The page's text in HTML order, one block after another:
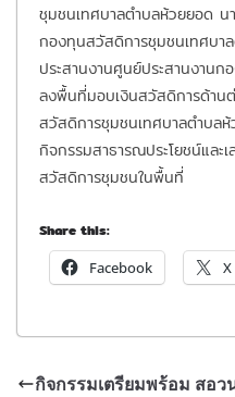
ชุมชนเทศบาลตำบลห้วยยอด
กองทุนสวัสดิการชุมชนเทศบ
ประสานงานศูนย์ประสานงาน
ลงพื้นที่มอบเงินสวัสดิการด้าน
สวัสดิการชุมชนเทศบาลตำบล
กิจกรรมสาธารณประโยชน์และ
สวัสดิการชุมชนในพื้นที่
Share this:
Facebook X
กิจกรรมเตรียมพร้อม สอว